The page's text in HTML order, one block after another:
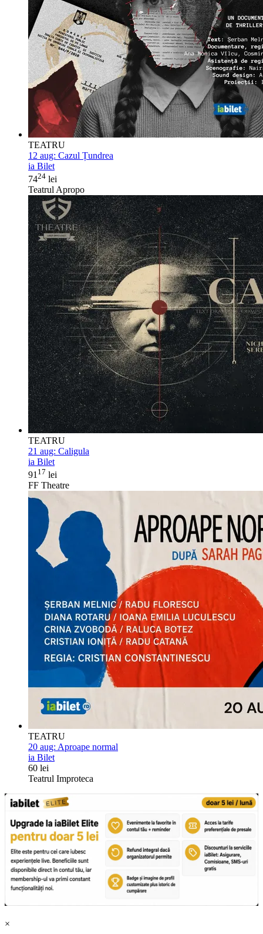
TEATRU
12 aug: Cazul Țundrea
ia Bilet
7424 lei
Teatrul Apropo
TEATRU
21 aug: Caligula
ia Bilet
91 17 lei
FF Theatre
TEATRU
20 aug: Aproape normal
ia Bilet
60 lei
Teatrul Improteca
×